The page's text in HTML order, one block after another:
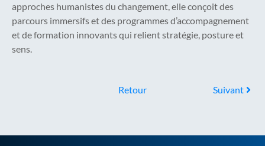
approches humanistes du changement, elle conçoit des
parcours immersifs et des programmes d’accompagnement
et de formation innovants qui relient stratégie, posture et
sens.
Retour Suivant